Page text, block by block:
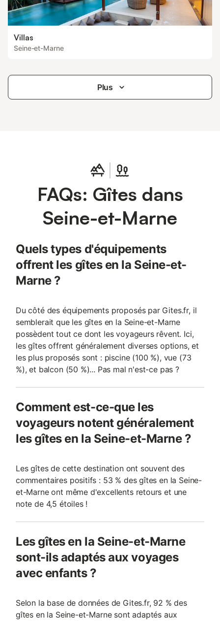
Villas
Seine-et-Marne
Plus
FAQs: Gîtes dans
Seine-et-Marne
Quels types d'équipements
offrent les gîtes en la Seine-et-
Marne ?
Du côté des équipements proposés par Gites.fr, il
semblerait que les gîtes en la Seine-et-Marne
possèdent tout ce dont les voyageurs rêvent. Ici,
les gîtes offrent généralement diverses options, et
les plus proposés sont : piscine (100 %), vue (73
%), et balcon (50 %)... Pas mal n'est-ce pas ?
Comment est-ce-que les
voyageurs notent généralement
les gîtes en la Seine-et-Marne ?
Les gîtes de cette destination ont souvent des
commentaires positifs : 53 % des gîtes en la Seine-
et-Marne ont même d'excellents retours et une
note de 4,5 étoiles !
Les gîtes en la Seine-et-Marne
sont-ils adaptés aux voyages
avec enfants ?
Selon la base de données de Gites.fr, 92 % des
gîtes en la Seine-et-Marne sont adaptés aux